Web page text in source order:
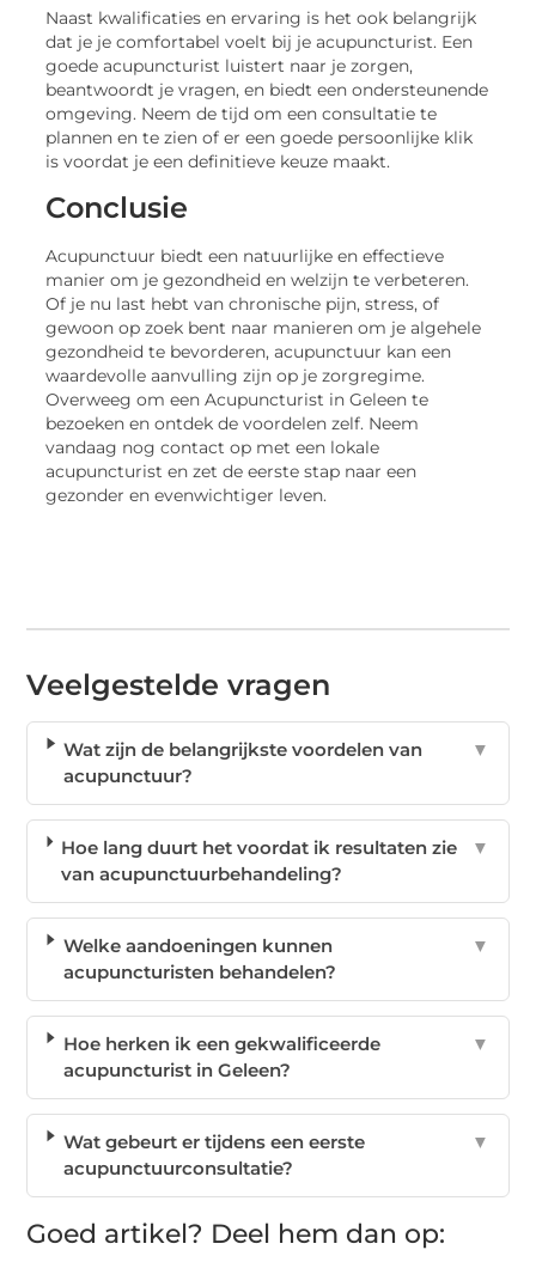
Naast kwalificaties en ervaring is het ook belangrijk
dat je je comfortabel voelt bij je acupuncturist. Een
goede acupuncturist luistert naar je zorgen,
beantwoordt je vragen, en biedt een ondersteunende
omgeving. Neem de tijd om een consultatie te
plannen en te zien of er een goede persoonlijke klik
is voordat je een definitieve keuze maakt.
Conclusie
Acupunctuur biedt een natuurlijke en effectieve
manier om je gezondheid en welzijn te verbeteren.
Of je nu last hebt van chronische pijn, stress, of
gewoon op zoek bent naar manieren om je algehele
gezondheid te bevorderen, acupunctuur kan een
waardevolle aanvulling zijn op je zorgregime.
Overweeg om een Acupuncturist in Geleen te
bezoeken en ontdek de voordelen zelf. Neem
vandaag nog contact op met een lokale
acupuncturist en zet de eerste stap naar een
gezonder en evenwichtiger leven.
Veelgestelde vragen
Wat zijn de belangrijkste voordelen van
acupunctuur?
▼
Hoe lang duurt het voordat ik resultaten zie
van acupunctuurbehandeling?
▼
Welke aandoeningen kunnen
acupuncturisten behandelen?
▼
Hoe herken ik een gekwalificeerde
acupuncturist in Geleen?
▼
Wat gebeurt er tijdens een eerste
acupunctuurconsultatie?
▼
Goed artikel? Deel hem dan op: